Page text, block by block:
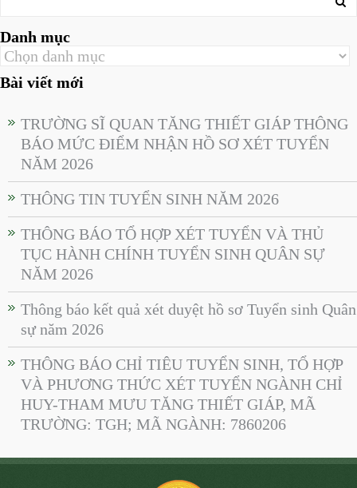
Danh mục
Bài viết mới
TRƯỜNG SĨ QUAN TĂNG THIẾT GIÁP THÔNG
BÁO MỨC ĐIỂM NHẬN HỒ SƠ XÉT TUYỂN
NĂM 2026
THÔNG TIN TUYỂN SINH NĂM 2026
THÔNG BÁO TỔ HỢP XÉT TUYỂN VÀ THỦ
TỤC HÀNH CHÍNH TUYỂN SINH QUÂN SỰ
NĂM 2026
Thông báo kết quả xét duyệt hồ sơ Tuyển sinh Quân
sự năm 2026
THÔNG BÁO CHỈ TIÊU TUYỂN SINH, TỔ HỢP
VÀ PHƯƠNG THỨC XÉT TUYỂN NGÀNH CHỈ
HUY-THAM MƯU TĂNG THIẾT GIÁP, MÃ
TRƯỜNG: TGH; MÃ NGÀNH: 7860206